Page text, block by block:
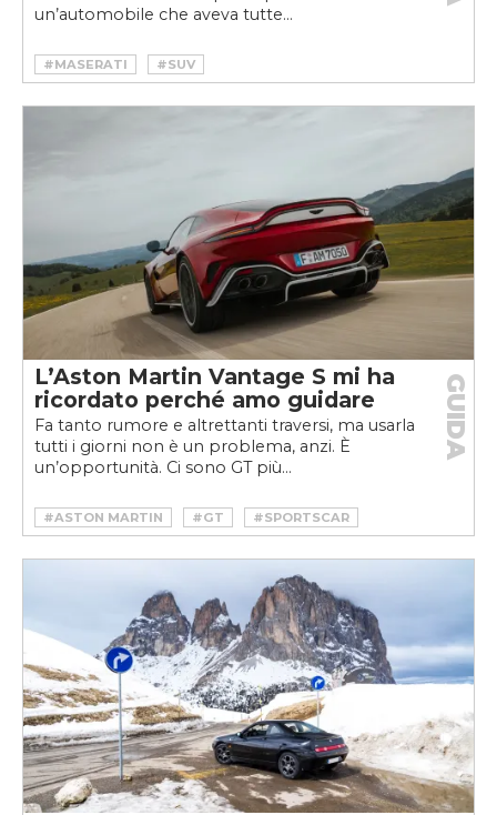
un’automobile che aveva tutte...
#MASERATI #SUV
L’Aston Martin Vantage S mi ha
ricordato perché amo guidare
Fa tanto rumore e altrettanti traversi, ma usarla
tutti i giorni non è un problema, anzi. È
un’opportunità. Ci sono GT più...
GUIDA
#ASTON MARTIN #GT #SPORTSCAR